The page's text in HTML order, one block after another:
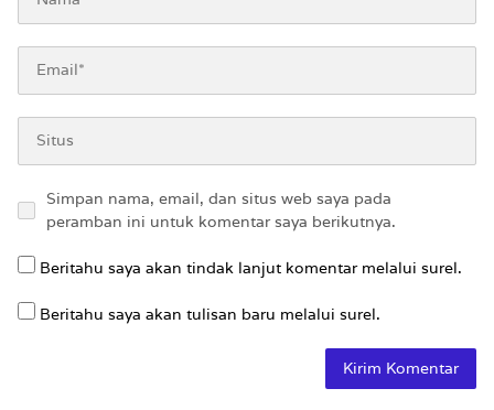
Simpan nama, email, dan situs web saya pada
peramban ini untuk komentar saya berikutnya.
Beritahu saya akan tindak lanjut komentar melalui surel.
Beritahu saya akan tulisan baru melalui surel.